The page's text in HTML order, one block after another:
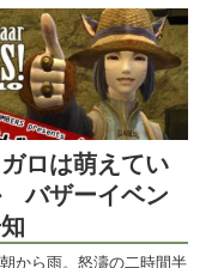
ロは萌えてい
バザーイベン
から雨。怒濤の二時間半